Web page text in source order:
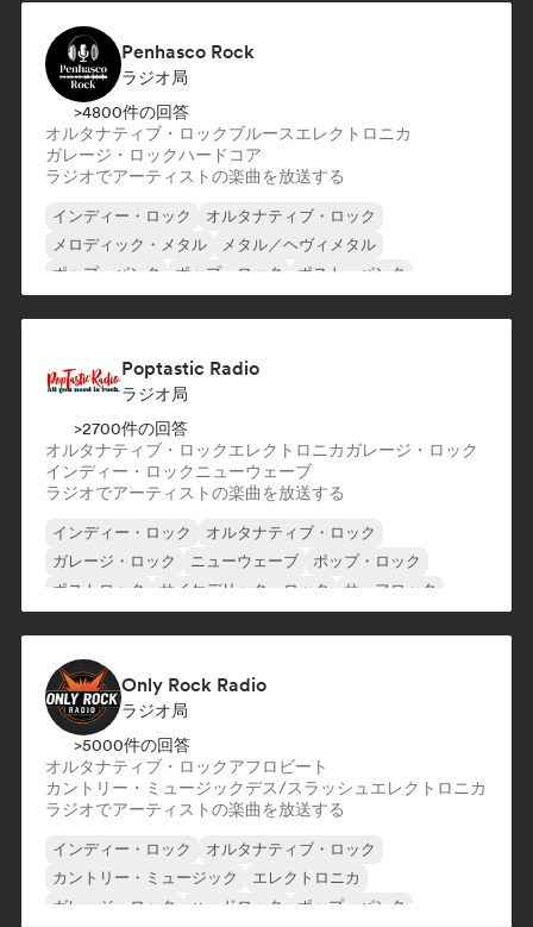
Penhasco Rock
ラジオ局
>4800件の回答
オルタナティブ・ロックブルースエレクトロニカ
ガレージ・ロックハードコア
ラジオでアーティストの楽曲を放送する
インディー・ロック
オルタナティブ・ロック
メロディック・メタル
メタル／ヘヴィメタル
ポップ・パンク
ポップ・ロック
ポスト・パンク
Poptastic Radio
ラジオ局
>2700件の回答
オルタナティブ・ロックエレクトロニカガレージ・ロック
インディー・ロック ニューウェーブ
ラジオでアーティストの楽曲を放送する
インディー・ロック
オルタナティブ・ロック
ガレージ・ロック
ニューウェーブ
ポップ・ロック
ポストロック
サイケデリック・ロック サーフロック
Only Rock Radio
ラジオ局
>5000件の回答
オルタナティブ・ロックアフロビート
カントリー・ミュージックデス/スラッシュ エレクトロニカ
ラジオでアーティストの楽曲を放送する
インディー・ロック
オルタナティブ・ロック
カントリー・ミュージック
エレクトロニカ
ガレージ・ロック
ハードロック
ポップ・パンク